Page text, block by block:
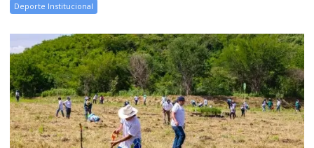
Deporte Institucional